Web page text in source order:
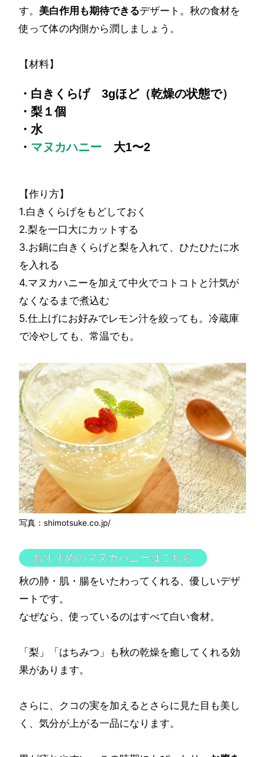
す。 美白作用も期待できるデザート。秋の食材を
使って体の内側から潤しましょう。
【材料】
・白きくらげ 3gほど（乾燥の状態で）
・梨１個
・水
・ マヌカハニー 大1〜2
【作り方】
1.白きくらげをもどしておく
2.梨を一口大にカットする
3.お鍋に白きくらげと梨を入れて、ひたひたに水
を入れる
4.マヌカハニーを加えて中火でコトコトと汁気が
なくなるまで煮込む
5.仕上げにお好みでレモン汁を絞っても。冷蔵庫
で冷やしても、常温でも。
写真：shimotsuke.co.jp/
おすすめのマヌカハニーはこちら
秋の肺・肌・腸をいたわってくれる、優しいデザ
ートです。
なぜなら、使っているのはすべて白い食材。
「梨」「はちみつ」も秋の乾燥を癒してくれる効
果があります。
さらに、クコの実を加えるとさらに見た目も美し
く、気分が上がる一品になります。